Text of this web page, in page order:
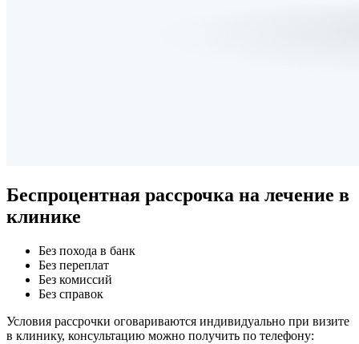
Беспроцентная рассрочка на лечение в
клинике
Без похода в банк
Без переплат
Без комиссий
Без справок
Условия рассрочки оговариваются индивидуально при визите
в клинику, консультацию можно получить по телефону: